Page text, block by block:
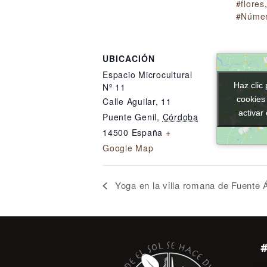
#flores
UBICACIÓN
Espacio Microcultural
Nº 11
Calle Aguilar, 11
Puente Genil, Córdoba
14500 España +
Google Map
Haz clic
activar
Haz clic
activar
Yoga en la villa romana de Fuente